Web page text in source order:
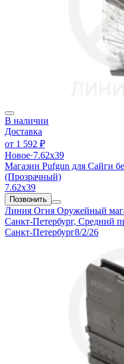
В наличии
Доставка
от 1 592 ₽
Новое·7.62х39
Магазин Pufgun для Сайги
(Прозрачный)
7.62х39
Позвонить
Линия Огня Оружейный
Санкт-Петербург, Средний
Санкт-Петербург8/2/26